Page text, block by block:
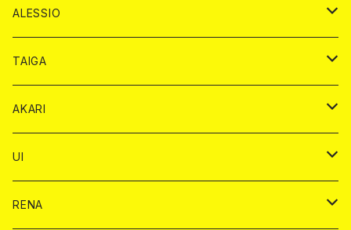
ショット
チェキ １５００円
プレミアム カード
１ドリンク カード
ショット
チェキ カード
チェキ １５００円
ショット
BAIKA
シャンパン
ショット
チェキ
BAIKA
ドリンク
シャンパンカード
ドリンクカード
チップ
チェキ
ALESSIO
ドリンク
シャンパン
1ドリンク
チップ
TAIGA
ドリンク
シャンパン
1ドリンク
チップ
AKARI
ドリンク
1ドリンク
UI
バイカ
RENA